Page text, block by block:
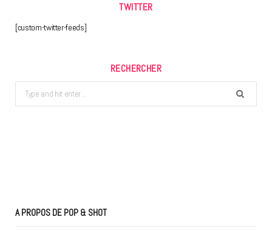
TWITTER
[custom-twitter-feeds]
RECHERCHER
Search
for:
A PROPOS DE POP & SHOT